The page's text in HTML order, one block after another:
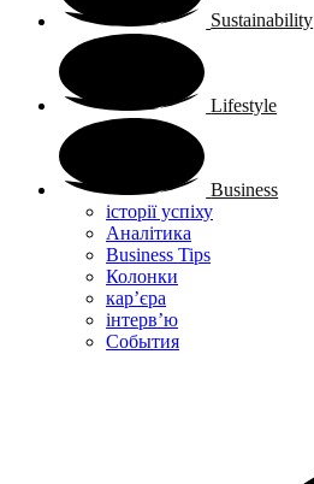
Sustainability
Lifestyle
Business
історії успіху
Аналітика
Business Tips
Колонки
кар’єра
інтерв’ю
Cобытия